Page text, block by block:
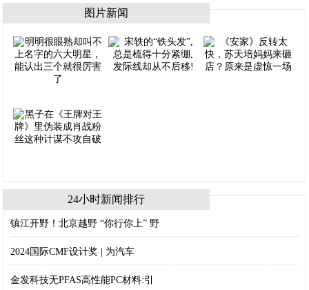
图片新闻
24小时新闻排行
镇江开野！北京越野 “你行你上” 野
2024国际CMF设计奖 | 为汽车
金发科技无PFAS高性能PC材料:引